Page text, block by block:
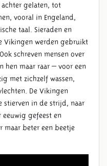
gelaten, tot
vooral in Engeland,
taal. Sieraden en
Vikingen werden gebruikt
schreven mensen over
hen maar raar – voor een
met zichzelf wassen,
De Vikingen
stierven in de strijd, naar
eeuwig gefeest en
maar beter een beetje